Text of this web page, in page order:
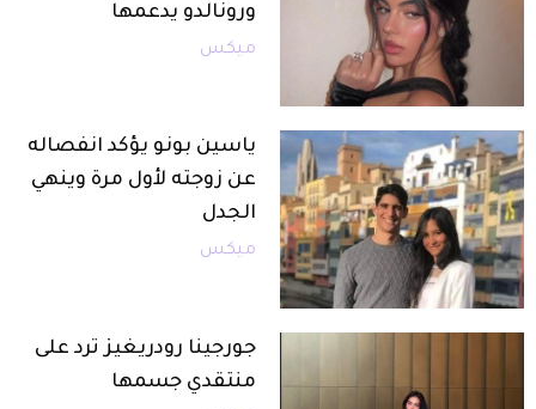
ورونالدو يدعمها
ميكس
ياسين بونو يؤكد انفصاله
عن زوجته لأول مرة وينهي
الجدل
ميكس
جورجينا رودريغيز ترد على
منتقدي جسمها